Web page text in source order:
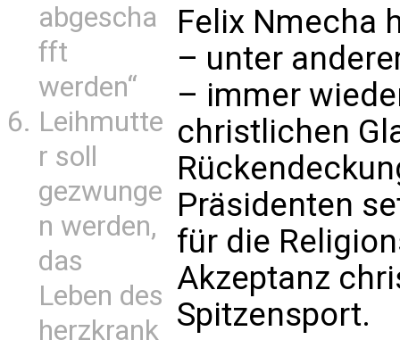
abgescha
fft
werden“
Leihmutte
r soll
gezwunge
n werden,
das
Leben des
herzkrank
Felix Nmecha
– unter
– immer
christlichen
Präsidenten
für die
Akzeptanz
Spitzensport.